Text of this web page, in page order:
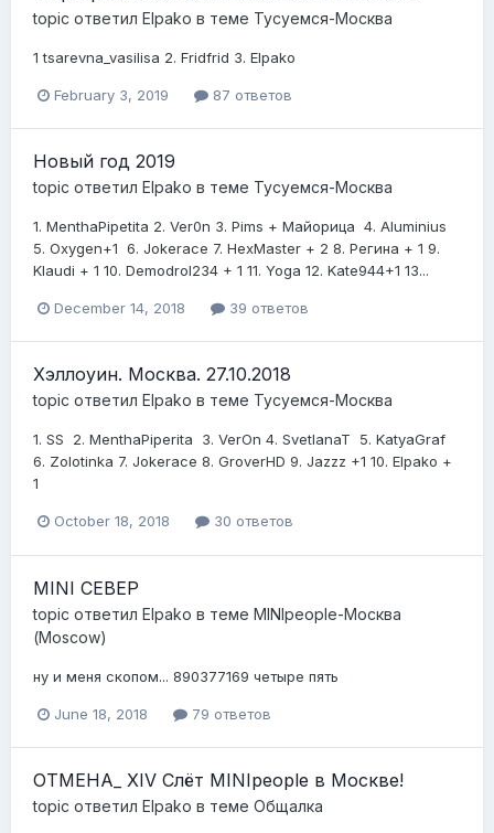
topic ответил Elpako в теме Тусуемся-Москва
1 tsarevna_vasilisa 2. Fridfrid 3. Elpako
February 3, 2019 87 ответов
Новый год 2019
topic ответил Elpako в теме Тусуемся-Москва
1 . MenthaPipetita 2 . V er0n 3. Pims + Майорица 4. Aluminius
5. Oxygen +1 6. Jokerace 7. HexMaster + 2 8. Регина + 1 9.
Klaudi + 1 10. Demodrol234 + 1 11. Yoga 12. Kate944 +1 13...
December 14, 2018 39 ответов
Хэллоуин. Москва. 27.10.2018
topic ответил Elpako в теме Тусуемся-Москва
1 . SS 2. MenthaPiperita 3. VerOn 4. SvetlanaT 5. KatyaGraf
6. Zolotinka 7. Jokerace 8. GroverHD 9. Jazzz +1 10. Elpako +
1
October 18, 2018 30 ответов
MINI СЕВЕР
topic ответил Elpako в теме MINIpeople-Москва
(Moscow)
ну и меня скопом... 890377169 четыре пять
June 18, 2018 79 ответов
ОТМЕНА_ XIV Слёт MINIpeople в Москве!
topic ответил Elpako в теме Общалка